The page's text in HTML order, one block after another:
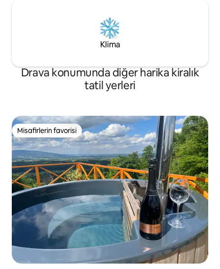
Klima
Drava konumunda diğer harika kiralık
tatil yerleri
Misafirlerin favorisi
Misafirlerin favorisi